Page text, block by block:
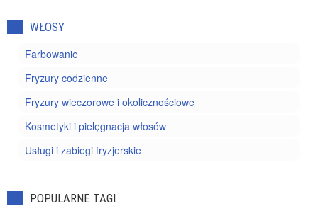
WŁOSY
Farbowanie
Fryzury codzienne
Fryzury wieczorowe i okolicznościowe
Kosmetyki i pielęgnacja włosów
Usługi i zabiegi fryzjerskie
POPULARNE TAGI